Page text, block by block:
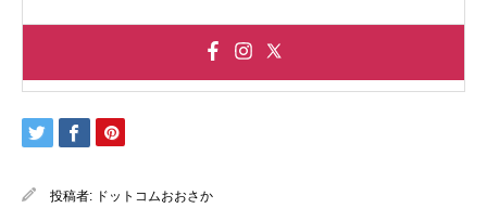
投稿者: ドットコムおおさか